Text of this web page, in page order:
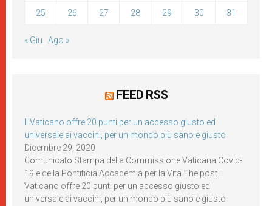
25 26 27 28 29 30 31
« Giu Ago »
FEED RSS
Il Vaticano offre 20 punti per un accesso giusto ed
universale ai vaccini, per un mondo più sano e giusto
Dicembre 29, 2020
Comunicato Stampa della Commissione Vaticana Covid-
19 e della Pontificia Accademia per la Vita The post Il
Vaticano offre 20 punti per un accesso giusto ed
universale ai vaccini, per un mondo più sano e giusto